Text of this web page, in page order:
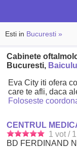
Esti in Bucuresti »
Cabinete
Bucuresti,
Eva City iti ofera
care te afli, daca
Foloseste
CENTRUL
1 vot /
BD FERDINAND